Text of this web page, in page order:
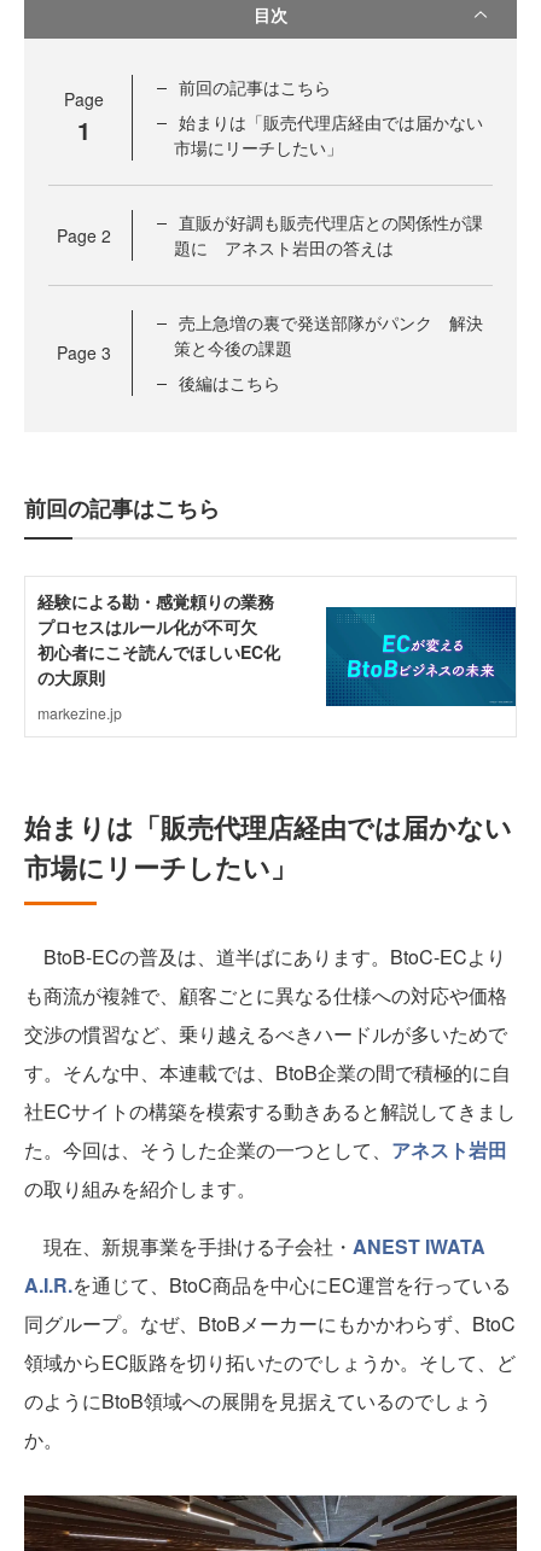
目次
Page
1
前回の記事はこちら
始まりは「販売代理店経由では届かない
市場にリーチしたい」
Page 2
直販が好調も販売代理店との関係性が課
題に アネスト岩田の答えは
Page 3
売上急増の裏で発送部隊がパンク 解決
策と今後の課題
後編はこちら
前回の記事はこちら
始まりは「販売代理店経由では届かない
市場にリーチしたい」
BtoB-ECの普及は、道半ばにあります。BtoC-ECより
も商流が複雑で、顧客ごとに異なる仕様への対応や価格
交渉の慣習など、乗り越えるべきハードルが多いためで
す。そんな中、本連載では、BtoB企業の間で積極的に自
社ECサイトの構築を模索する動きあると解説してきまし
た。今回は、そうした企業の一つとして、 アネスト岩田
の取り組みを紹介します。
現在、新規事業を手掛ける子会社・ ANEST IWATA
A.I.R.を通じて、BtoC商品を中心にEC運営を行っている
同グループ。なぜ、BtoBメーカーにもかかわらず、BtoC
領域からEC販路を切り拓いたのでしょうか。そして、ど
のようにBtoB領域への展開を見据えているのでしょう
か。